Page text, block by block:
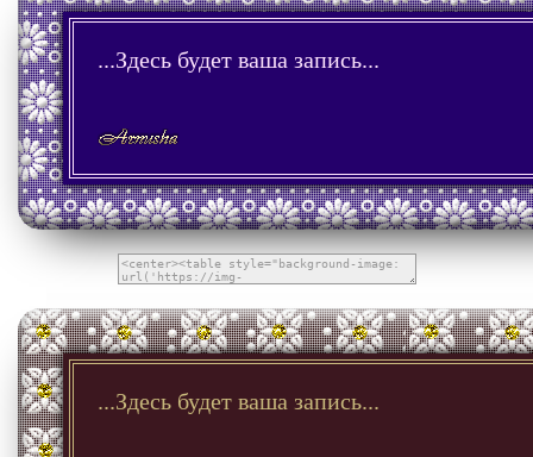
...Здесь будет ваша запись...
...Здесь будет ваша запись...